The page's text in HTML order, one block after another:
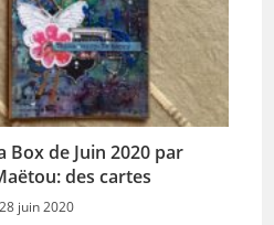
Box de Juin 2020 par
des cartes
28 juin 2020